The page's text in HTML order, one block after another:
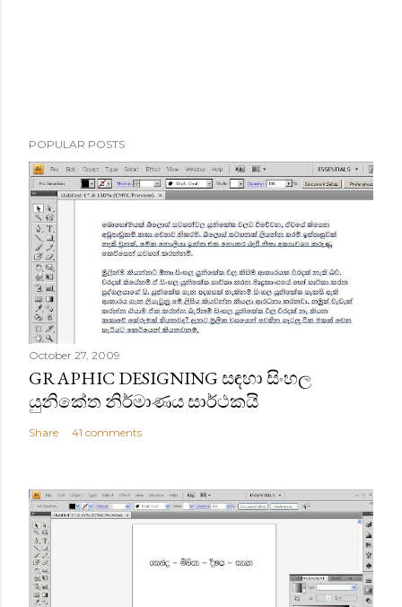
POPULAR POSTS
October 27, 2009
GRAPHIC DESIGNING සඳහා සිංහල
යුනිකේත නිර්මාණය සාර්ථකයි
Share 41 comments